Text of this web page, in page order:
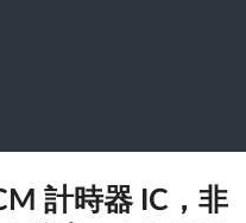
計時器 IC，非